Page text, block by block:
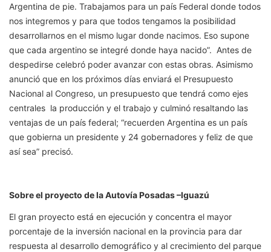
Argentina de pie. Trabajamos para un país Federal donde todos
nos integremos y para que todos tengamos la posibilidad
desarrollarnos en el mismo lugar donde nacimos. Eso supone
que cada argentino se integré donde haya nacido”. Antes de
despedirse celebró poder avanzar con estas obras. Asimismo
anunció que en los próximos días enviará el Presupuesto
Nacional al Congreso, un presupuesto que tendrá como ejes
centrales la producción y el trabajo y culminó resaltando las
ventajas de un país federal; “recuerden Argentina es un país
que gobierna un presidente y 24 gobernadores y feliz de que
así sea” precisó.
Sobre el proyecto de la Autovía Posadas –Iguazú
El gran proyecto está en ejecución y concentra el mayor
porcentaje de la inversión nacional en la provincia para dar
respuesta al desarrollo demográfico y al crecimiento del parque